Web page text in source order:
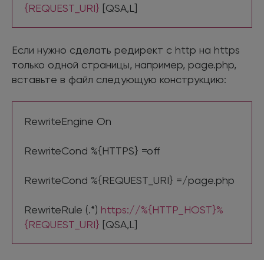
{REQUEST_URI} [QSA,L]
Если нужно сделать редирект с http на https
только одной страницы, например, page.php,
вставьте в файл следующую конструкцию:
RewriteEngine On
RewriteCond %{HTTPS} =off
RewriteCond %{REQUEST_URI} =/page.php
RewriteRule (.*) https://%{HTTP_HOST}%
{REQUEST_URI} [QSA,L]